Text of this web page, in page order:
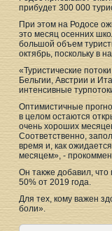
прибудет 300 000
При этом на Родосе
это месяц осенних
большой объем
октябрь, поскольку в
«Туристические
Бельгии, Австрии и
интенсивные
Оптимистичные
в целом остаются
очень хороших
Соответственно,
время и, как
месяцем», -
Он также добавил,
50% от 2019 года.
Для тех, кому важен
боли».